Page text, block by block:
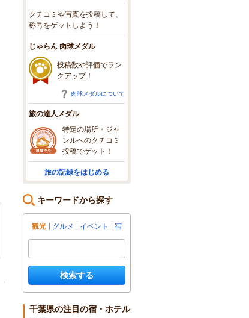
クチコミや写真を投稿して、
称号をゲットしよう！
じゃらん 肉球メダル
投稿数や評価でラン
クアップ！
肉球メダルについて
旅の達人メダル
特定の場所・ジャ
ンルへのクチコミ
投稿でゲット！
旅の記録をはじめる
キーワードから探す
観光 グルメ イベント 宿
検索する
千葉県の注目の宿・ホテル